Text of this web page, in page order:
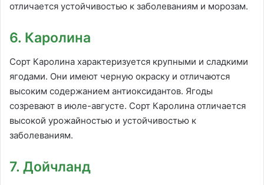
отличается устойчивостью к заболеваниям и морозам.
6. Каролина
Сорт Каролина характеризуется крупными и сладкими
ягодами. Они имеют черную окраску и отличаются
высоким содержанием антиоксидантов. Ягоды
созревают в июле-августе. Сорт Каролина отличается
высокой урожайностью и устойчивостью к
заболеваниям.
7. Дойчланд